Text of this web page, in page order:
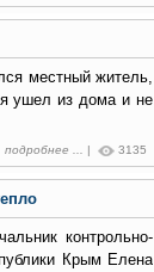
местный житель,
ушел из дома и не
подробнее ... | 3135
контрольно-
Крым Елена